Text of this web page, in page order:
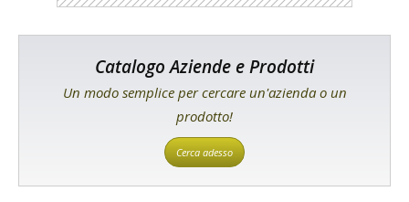
Catalogo Aziende e Prodotti
Un modo semplice per cercare un'azienda o un
prodotto!
Cerca adesso